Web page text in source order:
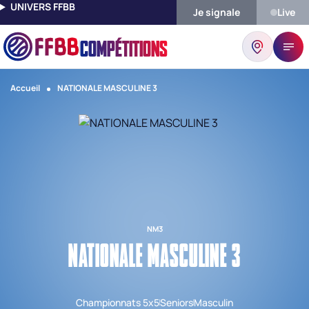
UNIVERS FFBB Je signale Live
COMPÉTITIONS
Accueil NATIONALE MASCULINE 3
NM3
NATIONALE MASCULINE 3
Championnats 5x5SeniorsMasculin